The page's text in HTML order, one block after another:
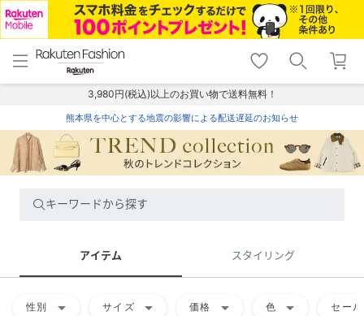
menu home
トップ
shopping_cart lock_outline
ログイン
3,980円(税込)以上のお買い物で送料無料！
熊本県を中心とする地震の影響による配送遅延のお知らせ
キーワードから探す
アイテム スタイリング
性別 arrow_drop_down サイズ arrow_drop_down 価格 arrow_drop_down 色 arrow_drop_down セール